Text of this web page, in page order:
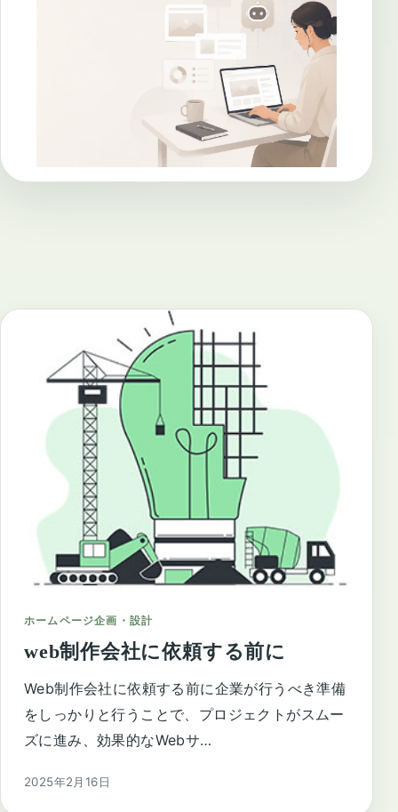
ホームページ企画・設計
web制作会社に依頼する前に
Web制作会社に依頼する前に企業が行うべき準備
をしっかりと行うことで、プロジェクトがスムー
ズに進み、効果的なWebサ…
2025年2月16日